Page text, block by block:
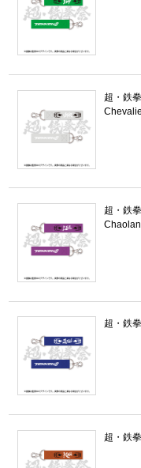
超・鉄
超・鉄
Chaolan
超・鉄
超・鉄